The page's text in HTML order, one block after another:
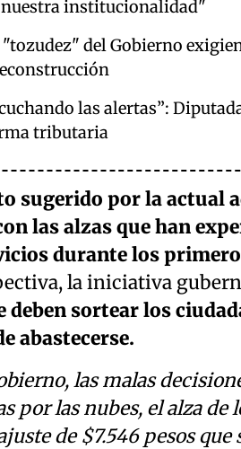
institucionalidad"
del Gobierno
las alertas”:
tributaria
sugerido por la actual
las alzas que han
durante los
la iniciativa
sortear los
abastecerse.
las malas
por las nubes, el alza de
de $7.546 pesos que